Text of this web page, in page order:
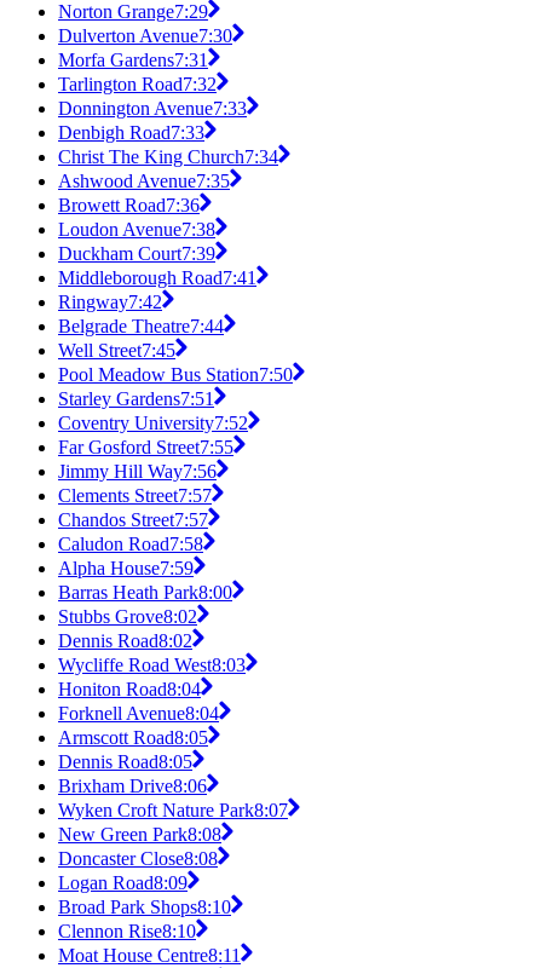
Norton Grange7:29
Dulverton Avenue7:30
Morfa Gardens7:31
Tarlington Road7:32
Donnington Avenue7:33
Denbigh Road7:33
Christ The King Church7:34
Ashwood Avenue7:35
Browett Road7:36
Loudon Avenue7:38
Duckham Court7:39
Middleborough Road7:41
Ringway7:42
Belgrade Theatre7:44
Well Street7:45
Pool Meadow Bus Station7:50
Starley Gardens7:51
Coventry University7:52
Far Gosford Street7:55
Jimmy Hill Way7:56
Clements Street7:57
Chandos Street7:57
Caludon Road7:58
Alpha House7:59
Barras Heath Park8:00
Stubbs Grove8:02
Dennis Road8:02
Wycliffe Road West8:03
Honiton Road8:04
Forknell Avenue8:04
Armscott Road8:05
Dennis Road8:05
Brixham Drive8:06
Wyken Croft Nature Park8:07
New Green Park8:08
Doncaster Close8:08
Logan Road8:09
Broad Park Shops8:10
Clennon Rise8:10
Moat House Centre8:11